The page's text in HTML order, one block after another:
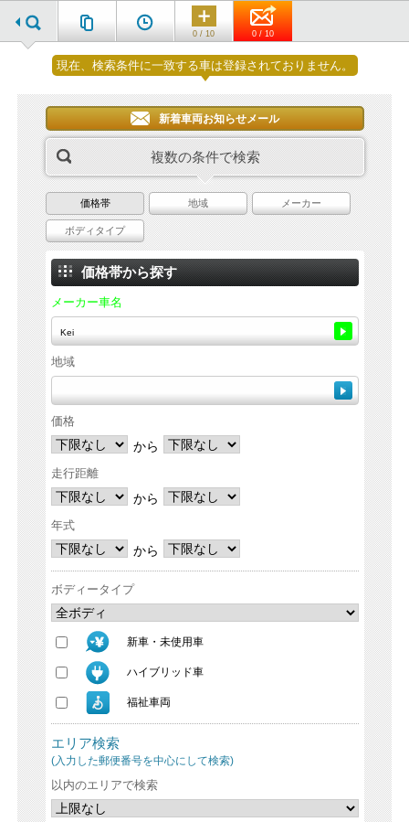
0 / 10 0 / 10
現在、検索条件に一致する車は登録されておりません。
新着車両お知らせメール
複数の条件で検索
価格帯 地域 メーカー
ボディタイプ
価格帯から探す
メーカー車名
地域
価格
から
走行距離
から
年式
から
ボディータイプ
新車・未使用車
ハイブリッド車
福祉車両
エリア検索
(入力した郵便番号を中心にして検索)
以内のエリアで検索